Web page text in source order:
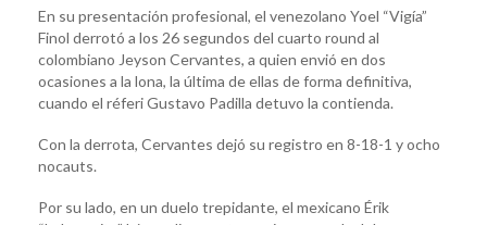
En su presentación profesional, el venezolano Yoel “Vigía”
Finol derrotó a los 26 segundos del cuarto round al
colombiano Jeyson Cervantes, a quien envió en dos
ocasiones a la lona, la última de ellas de forma definitiva,
cuando el réferi Gustavo Padilla detuvo la contienda.
Con la derrota, Cervantes dejó su registro en 8-18-1 y ocho
nocauts.
Por su lado, en un duelo trepidante, el mexicano Érik